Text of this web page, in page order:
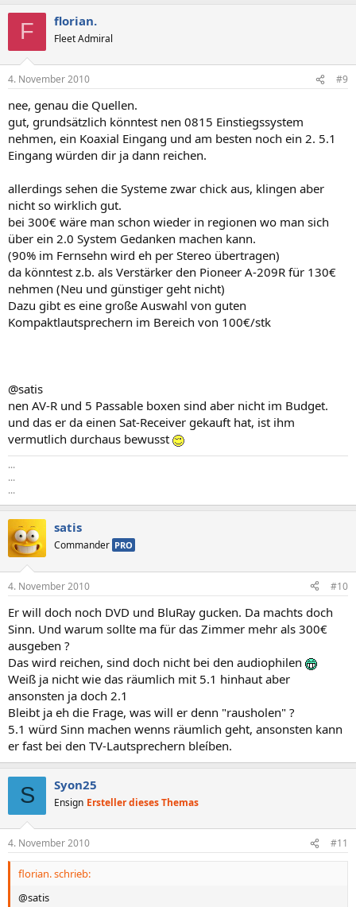
F florian.
Fleet Admiral
4. November 2010 #9
nee, genau die Quellen.
gut, grundsätzlich könntest nen 0815 Einstiegssystem
nehmen, ein Koaxial Eingang und am besten noch ein 2. 5.1
Eingang würden dir ja dann reichen.
allerdings sehen die Systeme zwar chick aus, klingen aber
nicht so wirklich gut.
bei 300€ wäre man schon wieder in regionen wo man sich
über ein 2.0 System Gedanken machen kann.
(90% im Fernsehn wird eh per Stereo übertragen)
da könntest z.b. als Verstärker den Pioneer A-209R für 130€
nehmen (Neu und günstiger geht nicht)
Dazu gibt es eine große Auswahl von guten
Kompaktlautsprechern im Bereich von 100€/stk
@satis
nen AV-R und 5 Passable boxen sind aber nicht im Budget.
und das er da einen Sat-Receiver gekauft hat, ist ihm
vermutlich durchaus bewusst
...
...
...
satis
Commander PRO
4. November 2010 #10
Er will doch noch DVD und BluRay gucken. Da machts doch
Sinn. Und warum sollte ma für das Zimmer mehr als 300€
ausgeben ?
Das wird reichen, sind doch nicht bei den audiophilen
Weiß ja nicht wie das räumlich mit 5.1 hinhaut aber
ansonsten ja doch 2.1
Bleibt ja eh die Frage, was will er denn "rausholen" ?
5.1 würd Sinn machen wenns räumlich geht, ansonsten kann
er fast bei den TV-Lautsprechern bleíben.
S Syon25
Ensign Ersteller dieses Themas
4. November 2010 #11
florian. schrieb:
@satis